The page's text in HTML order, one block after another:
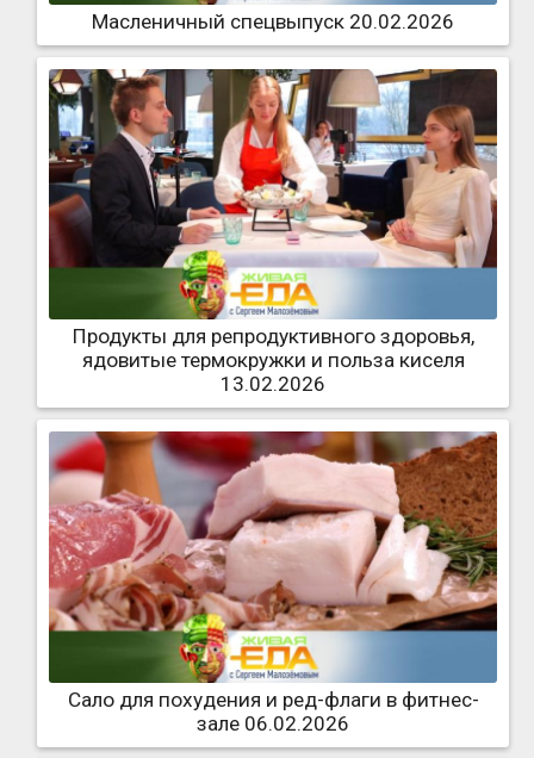
Масленичный спецвыпуск 20.02.2026
Продукты для репродуктивного здоровья,
ядовитые термокружки и польза киселя
13.02.2026
Сало для похудения и ред-флаги в фитнес-
зале 06.02.2026